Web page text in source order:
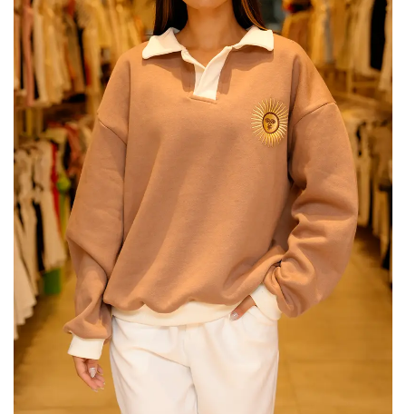
Mayo
En
DTF
«LIZZY»
Con
Camiseta
En
Dtf
«HINCHADA»